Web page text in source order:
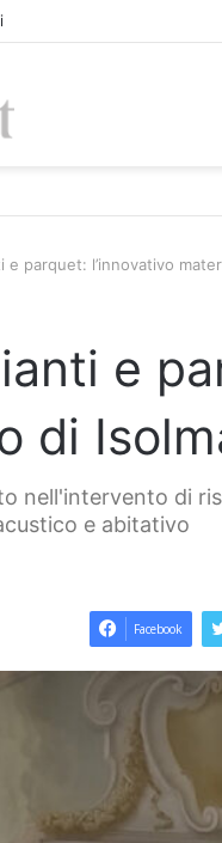
Torgglerhof in Val
e parquet: l’innovativo
e
di
nell'intervento di
e abitativo
Facebook